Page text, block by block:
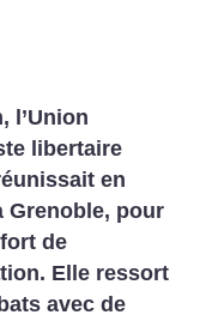
l’Union
libertaire
en
Grenoble, pour
de
Elle ressort
avec de